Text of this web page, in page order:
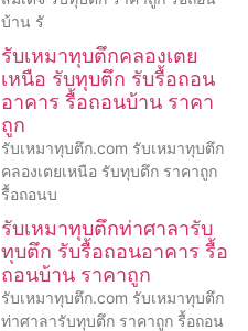
บ้าน รั
รับเหมาทุบตึกคลองเตย
เหนือ รับทุบตึก รับรื้อถอน
อาคาร รื้อถอนบ้าน ราคา
ถูก
รับเหมาทุบตึก.com รับเหมาทุบตึก
คลองเตยเหนือ รับทุบตึก ราคาถูก
รื้อถอนบ
รับเหมาทุบตึกท่าศาลารับ
ทุบตึก รับรื้อถอนอาคาร รื้อ
ถอนบ้าน ราคาถูก
รับเหมาทุบตึก.com รับเหมาทุบตึก
ท่าศาลารับทุบตึก ราคาถูก รื้อถอน